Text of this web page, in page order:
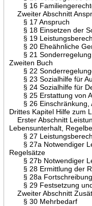
§ 16
Zweiter Abschnitt
§ 17 Anspruch
§ 18 Einsetzen der
§ 19
§ 20 Eheähnliche
§ 21 Sonderregelung
Zweiten Buch
§ 22
§ 23 Sozialhilfe für
§ 24 Sozialhilfe für
§ 25 Erstattung von
§ 26 Einschränkung,
Drittes Kapitel Hilfe zum
Erster Abschnitt
Lebensunterhalt,
§ 27
§ 27a Notwendiger
Regelsätze
§ 27b Notwendiger
§ 28 Ermittlung der
§ 28a Fortschreibung
§ 29 Festsetzung und
Zweiter Abschnitt
§ 30 Mehrbedarf